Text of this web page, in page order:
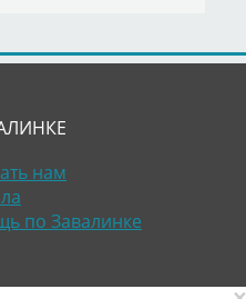
нам
по Завалинке